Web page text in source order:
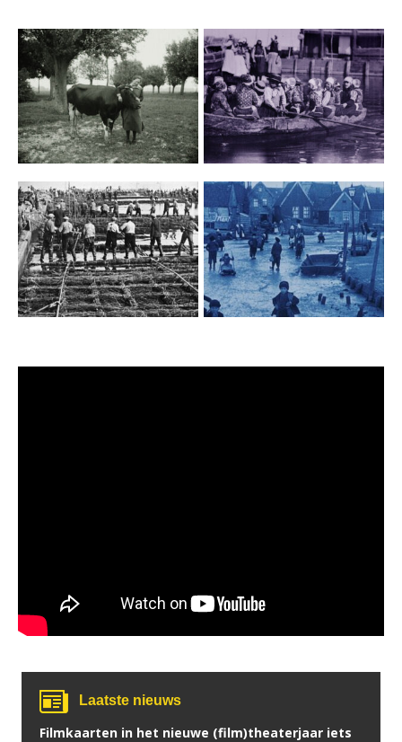
Laatste nieuws
Filmkaarten in het nieuwe (film)theaterjaar iets